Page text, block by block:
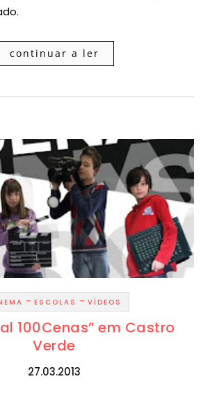
continuar a ler
- ESCOLAS - VÍDEOS
100Cenas” em Castro
Verde
27.03.2013